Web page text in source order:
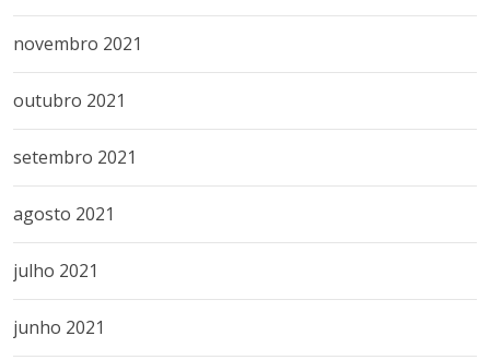
novembro 2021
outubro 2021
setembro 2021
agosto 2021
julho 2021
junho 2021